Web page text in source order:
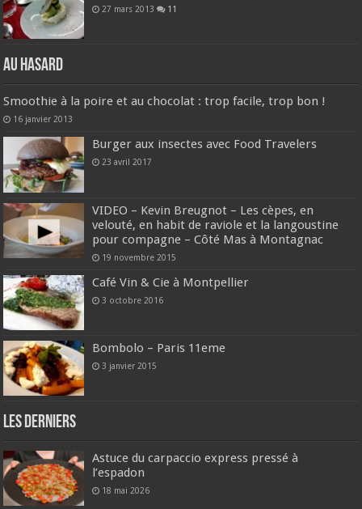
27 mars 2013 11
Au hasard
Smoothie à la poire et au chocolat : trop facile, trop bon !
16 janvier 2013
Burger aux insectes avec Food Travelers
23 avril 2017
VIDEO – Kevin Breugnot – Les cèpes, en
velouté, en habit de raviole et la langoustine
pour compagne – Côté Mas à Montagnac
19 novembre 2015
Café Vin & Cie à Montpellier
3 octobre 2016
Bombolo – Paris 11eme
3 janvier 2015
Les derniers
Astuce du carpaccio express pressé à
l’espadon
18 mai 2026